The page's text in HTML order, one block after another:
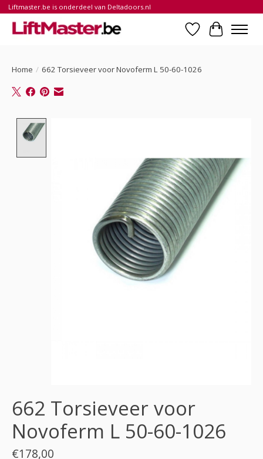
Liftmaster.be is onderdeel van Deltadoors.nl
Verlanglijst
Home / 662 Torsieveer voor Novoferm L 50-60-1026
662 Torsieveer voor
Novoferm L 50-60-1026
€178,00